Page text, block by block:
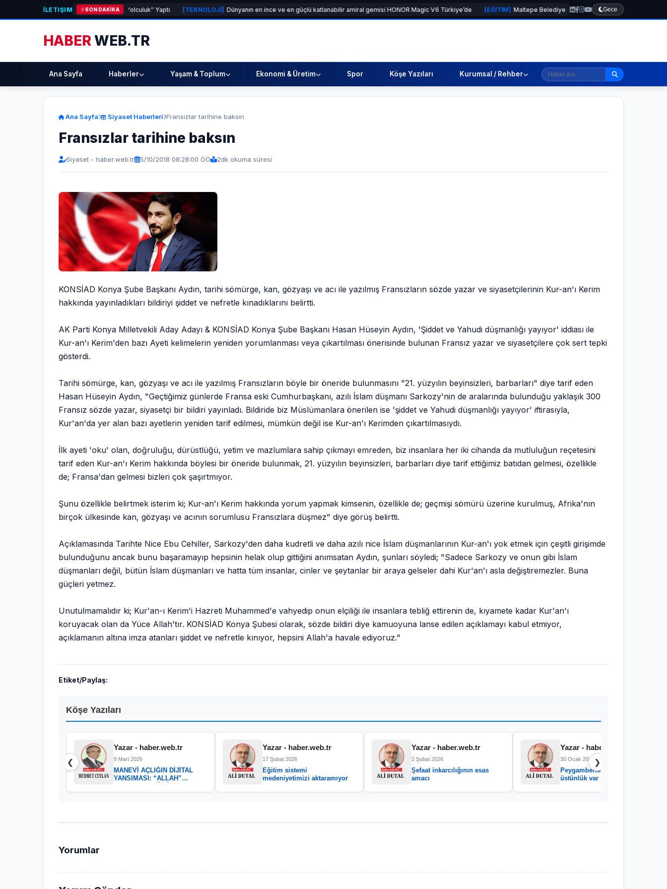
İLETIŞIM SON DAKİKA
Öğrencileri “Şehrin Kalbinde Yolculuk” Yaptı [TEKNOLOJİ] Dünyanın en ince ve en güçlü katlanabilir amiral gemisi HONOR Magic V6 Türkiye’de [EĞİTİM] Maltepe Belediyesi Cumhuriyet Eğitim Merkezi’nin başarı oranı
Gece
HABERWEB.TR
Ana Sayfa Haberler Yaşam & Toplum Ekonomi & Üretim Spor Köşe Yazıları Kurumsal / Rehber
Ana Sayfa Siyaset Haberleri Fransızlar tarihine baksın
Fransızlar tarihine baksın
Siyaset - haber.web.tr 5/10/2018 08:28:00 ÖÖ 2dk okuma süresi
KONSİAD Konya Şube Başkanı Aydın, tarihi sömürge, kan, gözyaşı ve acı ile yazılmış Fransızların sözde yazar ve siyasetçilerinin Kur-an'ı Kerim
hakkında yayınladıkları bildiriyi şiddet ve nefretle kınadıklarını belirtti.
AK Parti Konya Milletvekili Aday Adayı & KONSİAD Konya Şube Başkanı Hasan Hüseyin Aydın, 'Şiddet ve Yahudi düşmanlığı yayıyor' iddiası ile
Kur-an'ı Kerim'den bazı Ayeti kelimelerin yeniden yorumlanması veya çıkartılması önerisinde bulunan Fransız yazar ve siyasetçilere çok sert tepki
gösterdi.
Tarihi sömürge, kan, gözyaşı ve acı ile yazılmış Fransızların böyle bir öneride bulunmasını "21. yüzyılın beyinsizleri, barbarları" diye tarif eden
Hasan Hüseyin Aydın, "Geçtiğimiz günlerde Fransa eski Cumhurbaşkanı, azılı İslam düşmanı Sarkozy'nin de aralarında bulunduğu yaklaşık 300
Fransız sözde yazar, siyasetçi bir bildiri yayınladı. Bildiride biz Müslümanlara önerilen ise 'şiddet ve Yahudi düşmanlığı yayıyor' iftirasıyla,
Kur'an'da yer alan bazı ayetlerin yeniden tarif edilmesi, mümkün değil ise Kur-an'ı Kerimden çıkartılmasıydı.
İlk ayeti 'oku' olan, doğruluğu, dürüstlüğü, yetim ve mazlumlara sahip çıkmayı emreden, biz insanlara her iki cihanda da mutluluğun reçetesini
tarif eden Kur-an'ı Kerim hakkında böylesi bir öneride bulunmak, 21. yüzyılın beyinsizleri, barbarları diye tarif ettiğimiz batıdan gelmesi, özellikle
de; Fransa'dan gelmesi bizleri çok şaşırtmıyor.
Şunu özellikle belirtmek isterim ki; Kur-an'ı Kerim hakkında yorum yapmak kimsenin, özellikle de; geçmişi sömürü üzerine kurulmuş, Afrika'nın
birçok ülkesinde kan, gözyaşı ve acının sorumlusu Fransızlara düşmez" diye görüş belirtti.
Açıklamasında Tarihte Nice Ebu Cehiller, Sarkozy'den daha kudretli ve daha azılı nice İslam düşmanlarının Kur-an'ı yok etmek için çeşitli girişimde
bulunduğunu ancak bunu başaramayıp hepsinin helak olup gittiğini anımsatan Aydın, şunları söyledi; "Sadece Sarkozy ve onun gibi İslam
düşmanları değil, bütün İslam düşmanları ve hatta tüm insanlar, cinler ve şeytanlar bir araya gelseler dahi Kur'an'ı asla değiştiremezler. Buna
güçleri yetmez.
Unutulmamalıdır ki; Kur'an-ı Kerim'i Hazreti Muhammed'e vahyedip onun elçiliği ile insanlara tebliğ ettirenin de, kıyamete kadar Kur'an'ı
koruyacak olan da Yüce Allah'tır. KONSİAD Konya Şubesi olarak, sözde bildiri diye kamuoyuna lanse edilen açıklamayı kabul etmiyor,
açıklamanın altına imza atanları şiddet ve nefretle kınıyor, hepsini Allah'a havale ediyoruz."
Etiket/Paylaş:
Köşe Yazıları
❮
Yazar - haber.web.tr
9 Mart 2026
MANEVİ AÇLIĞIN DİJİTAL
YANSIMASI: “ALLAH”
Yazar - haber.web.tr
17 Şubat 2026
Eğitim sistemi
medeniyetimizi aktaramıyor
Yazar - haber.web.tr
2 Şubat 2026
Şefaat inkarcılığının esas
amacı
Yazar - haber.web.tr
30 Ocak 2026
Peygamberler arasında
üstünlük var mıdır?
❯
Yorumlar